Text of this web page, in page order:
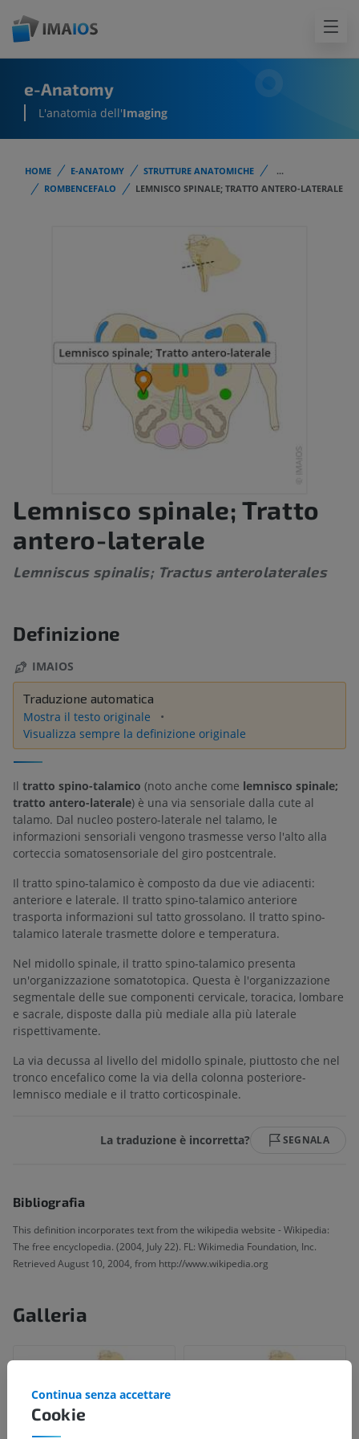
e-Anatomy
L'anatomia dell'Imaging
HOME E-ANATOMY STRUTTURE ANATOMICHE
...
ROMBENCEFALO
LEMNISCO SPINALE; TRATTO ANTERO-LATERALE
Lemnisco spinale; Tratto
antero-laterale
Lemniscus spinalis; Tractus anterolaterales
Definizione
IMAIOS
Traduzione automatica
Mostra il testo originale
Visualizza sempre la definizione originale
Il tratto spino-talamico (noto anche come lemnisco spinale;
tratto antero-laterale) è una via sensoriale dalla cute al
talamo. Dal nucleo postero-laterale nel talamo, le
informazioni sensoriali vengono trasmesse verso l'alto alla
corteccia somatosensoriale del giro postcentrale.
Il tratto spino-talamico è composto da due vie adiacenti:
anteriore e laterale. Il tratto spino-talamico anteriore
trasporta informazioni sul tatto grossolano. Il tratto spino-
talamico laterale trasmette dolore e temperatura.
Nel midollo spinale, il tratto spino-talamico presenta
un'organizzazione somatotopica. Questa è l'organizzazione
segmentale delle sue componenti cervicale, toracica, lombare
e sacrale, disposte dalla più mediale alla più laterale
rispettivamente.
La via decussa al livello del midollo spinale, piuttosto che nel
tronco encefalico come la via della colonna posteriore-
lemnisco mediale e il tratto corticospinale.
La traduzione è incorretta? SEGNALA
Bibliografia
This definition incorporates text from the wikipedia website - Wikipedia:
The free encyclopedia. (2004, July 22). FL: Wikimedia Foundation, Inc.
Retrieved August 10, 2004, from http://www.wikipedia.org
Galleria
Cookie
Continua senza accettare